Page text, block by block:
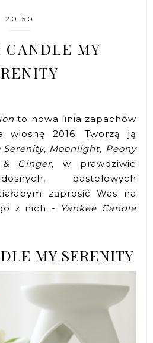
20:50
CANDLE MY
to nowa linia zapachów
wiosnę 2016. Tworzą ją
Serenity, Moonlight, Peony
& Ginger, w prawdziwie
pastelowych
zaprosić Was na
z nich -
Yankee Candle
MY SERENITY